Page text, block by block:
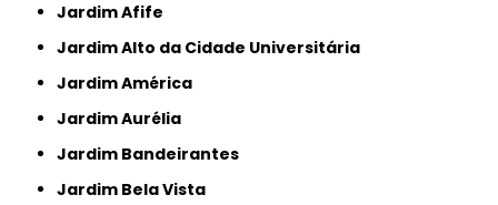
Jardim Afife
Jardim Alto da Cidade Universitária
Jardim América
Jardim Aurélia
Jardim Bandeirantes
Jardim Bela Vista